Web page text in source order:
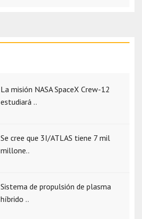
La misión NASA SpaceX Crew-12
estudiará ..
Se cree que 3I/ATLAS tiene 7 mil
millone..
Sistema de propulsión de plasma
híbrido ..